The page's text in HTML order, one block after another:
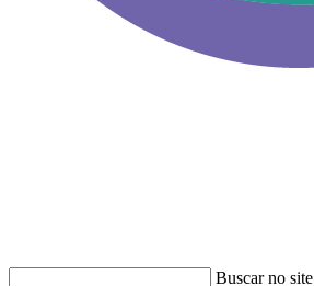
Buscar no site